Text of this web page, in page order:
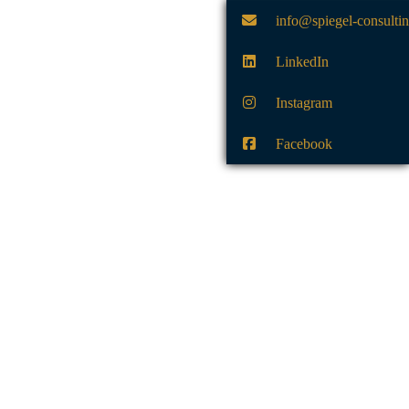
info@spiegel-
LinkedIn
Instagram
Facebook